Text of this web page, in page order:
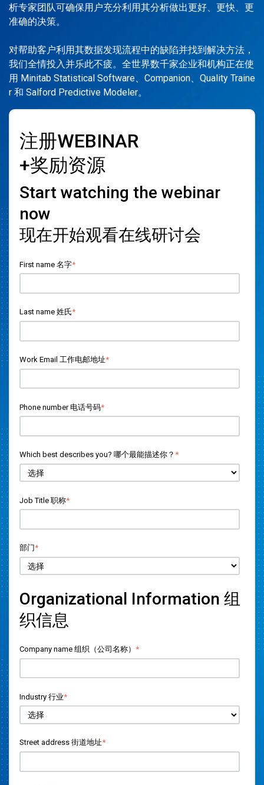
析专家团队可确保用户充分利用其分析做出更好、更快、更
准确的决策。
对帮助客户利用其数据发现流程中的缺陷并找到解决方法，
我们全情投入并乐此不疲。全世界数千家企业和机构正在使
用 Minitab Statistical Software、Companion、Quality Traine
r 和 Salford Predictive Modeler。
注册WEBINAR
+奖励资源
Start watching the webinar
now
现在开始观看在线研讨会
First name 名字*
Last name 姓氏*
Work Email 工作电邮地址*
Phone number 电话号码*
Which best describes you? 哪个最能描述你？ *
Job Title 职称*
部门*
Organizational Information 组
织信息
Company name 组织（公司名称） *
Industry 行业*
Street address 街道地址*